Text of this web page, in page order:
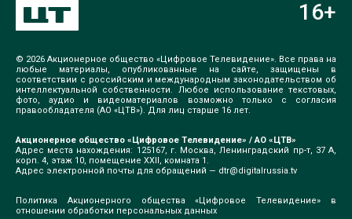
© 2026 Акционерное общество «Цифровое Телевидение». Все права на
любые материалы, опубликованные на сайте, защищены в
соответствии с российским и международным законодательством об
интеллектуальной собственности. Любое использование текстовых,
фото, аудио и видеоматериалов возможно только с согласия
правообладателя (АО «ЦТВ»). Для лиц старше 16 лет.
Акционерное общество «Цифровое Телевидение» / АО «ЦТВ»
Адрес места нахождения: 125167, г. Москва, Ленинградский пр-т, 37 А,
корп. 4, этаж 10, помещение XXII, комната 1.
Адрес электронной почты для обращений — dtr@digitalrussia.tv
Политика Акционерного общества «Цифровое Телевидение» в
отношении обработки персональных данных
16+